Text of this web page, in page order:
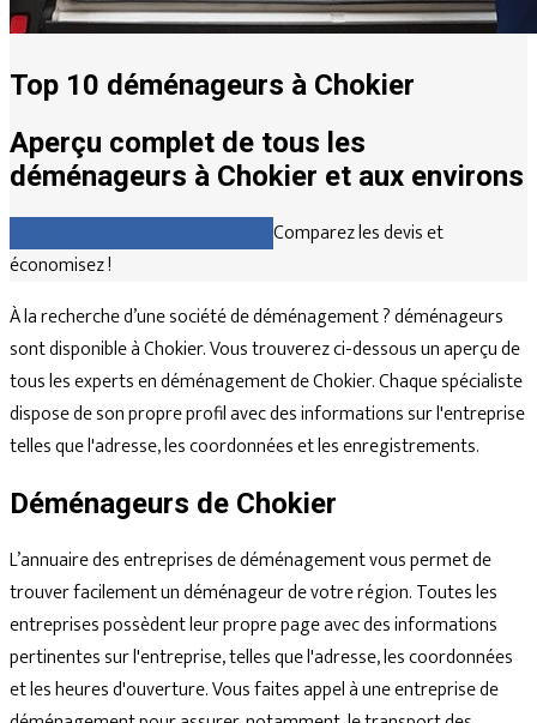
Top 10 déménageurs à Chokier
Aperçu complet de tous les
déménageurs à Chokier et aux environs
Comparez les devis et
économisez !
À la recherche d’une société de déménagement ? déménageurs
sont disponible à Chokier. Vous trouverez ci-dessous un aperçu de
tous les experts en déménagement de Chokier. Chaque spécialiste
dispose de son propre profil avec des informations sur l'entreprise
telles que l'adresse, les coordonnées et les enregistrements.
Déménageurs de Chokier
L’annuaire des entreprises de déménagement vous permet de
trouver facilement un déménageur de votre région. Toutes les
entreprises possèdent leur propre page avec des informations
pertinentes sur l'entreprise, telles que l'adresse, les coordonnées
et les heures d'ouverture. Vous faites appel à une entreprise de